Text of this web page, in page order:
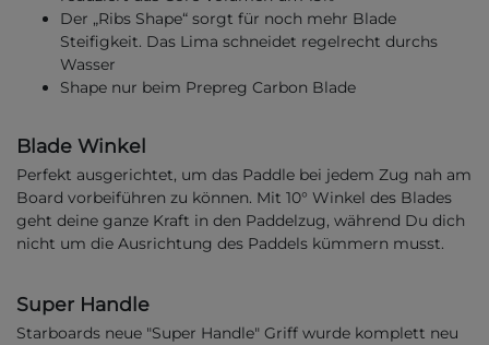
Der „Ribs Shape“ sorgt für noch mehr Blade
Steifigkeit. Das Lima schneidet regelrecht durchs
Wasser
Shape nur beim Prepreg Carbon Blade
Blade Winkel
Perfekt ausgerichtet, um das Paddle bei jedem Zug nah am
Board vorbeiführen zu können. Mit 10° Winkel des Blades
geht deine ganze Kraft in den Paddelzug, während Du dich
nicht um die Ausrichtung des Paddels kümmern musst.
Super Handle
Starboards neue "Super Handle" Griff wurde komplett neu